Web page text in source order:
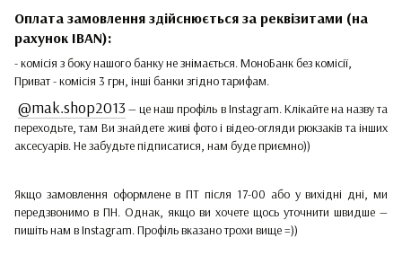
Оплата замовлення здійснюється за реквізитами (на
рахунок IBAN):
- комісія з боку нашого банку не знімається. МоноБанк без комісії,
Приват - комісія 3 грн, інші банки згідно тарифам.
@mak.shop2013 — це наш профіль в Instagram. Клікайте на назву та
переходьте, там Ви знайдете живі фото і відео-огляди рюкзаків та інших
аксесуарів. Не забудьте підписатися, нам буде приємно))
Якщо замовлення оформлене в ПТ після 17-00 або у вихідні дні, ми
передзвонимо в ПН. Однак, якщо ви хочете щось уточнити швидше —
пишіть нам в Instagram. Профіль вказано трохи вище =))